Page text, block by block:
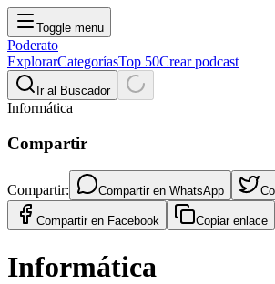
Toggle menu
Poderato
ExplorarCategoríasTop 50Crear podcast
Ir al Buscador
Informática
Compartir
Compartir: Compartir en WhatsApp
Compartir en Facebook Copiar enlace
Informática